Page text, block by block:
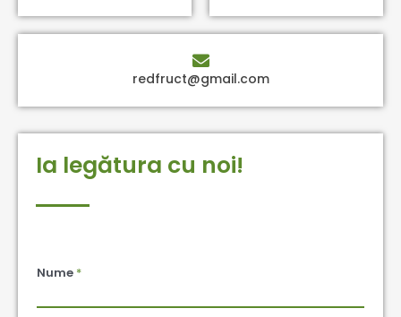
redfruct@gmail.com
Ia legătura cu noi!
Nume *